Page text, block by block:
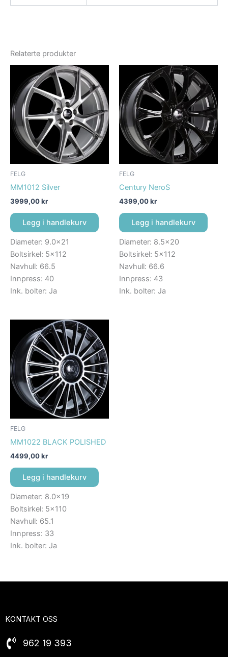
Relaterte produkter
FELG
MM1012 Silver
3999,00kr
Legg i handlekurv
Diameter: 9.0×21
Boltsirkel: 5×112
Navhull: 66.5
Innpress: 40
Ink. bolter: Ja
FELG
Century NeroS
4399,00kr
Legg i handlekurv
Diameter: 8.5×20
Boltsirkel: 5×112
Navhull: 66.6
Innpress: 43
Ink. bolter: Ja
FELG
MM1022 BLACK POLISHED
4499,00kr
Legg i handlekurv
Diameter: 8.0×19
Boltsirkel: 5×110
Navhull: 65.1
Innpress: 33
Ink. bolter: Ja
KONTAKT OSS
962 19 393